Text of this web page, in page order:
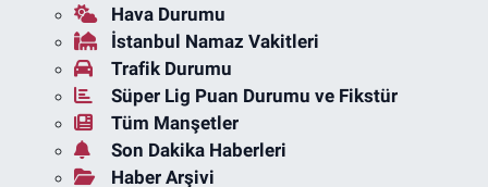
Hava Durumu
İstanbul Namaz Vakitleri
Trafik Durumu
Süper Lig Puan Durumu ve Fikstür
Tüm Manşetler
Son Dakika Haberleri
Haber Arşivi